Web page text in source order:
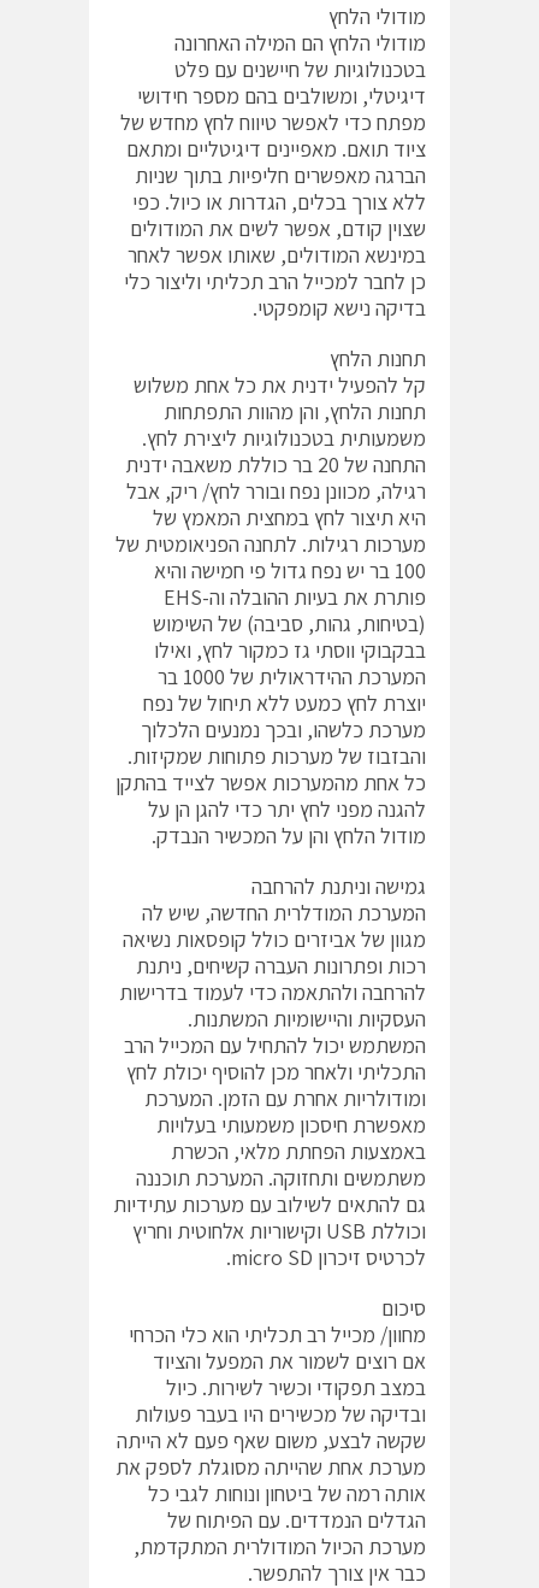
מודולי הלחץ
מודולי הלחץ הם המילה האחרונה
בטכנולוגיות של חיישנים עם פלט
דיגיטלי, ומשולבים בהם מספר חידושי
מפתח כדי לאפשר טיווח לחץ מחדש של
ציוד תואם. מאפיינים דיגיטליים ומתאם
הברגה מאפשרים חליפיות בתוך שניות
ללא צורך בכלים, הגדרות או כיול. כפי
שצוין קודם, אפשר לשים את המודולים
במינשא המודולים, שאותו אפשר לאחר
כן לחבר למכייל הרב תכליתי וליצור כלי
בדיקה נישא קומפקטי.
תחנות הלחץ
קל להפעיל ידנית את כל אחת משלוש
תחנות הלחץ, והן מהוות התפתחות
משמעותית בטכנולוגיות ליצירת לחץ.
התחנה של 20 בר כוללת משאבה ידנית
רגילה, מכוונן נפח ובורר לחץ/ ריק, אבל
היא תיצור לחץ במחצית המאמץ של
מערכות רגילות. לתחנה הפניאומטית של
100 בר יש נפח גדול פי חמישה והיא
פותרת את בעיות ההובלה וה-EHS
(בטיחות, גהות, סביבה) של השימוש
בבקבוקי ווסתי גז כמקור לחץ, ואילו
המערכת ההידראולית של 1000 בר
יוצרת לחץ כמעט ללא תיחול של נפח
מערכת כלשהו, ובכך נמנעים הלכלוך
והבזבוז של מערכות פתוחות שמקיזות.
כל אחת מהמערכות אפשר לצייד בהתקן
להגנה מפני לחץ יתר כדי להגן הן על
מודול הלחץ והן על המכשיר הנבדק.
גמישה וניתנת להרחבה
המערכת המודלרית החדשה, שיש לה
מגוון של אביזרים כולל קופסאות נשיאה
רכות ופתרונות העברה קשיחים, ניתנת
להרחבה ולהתאמה כדי לעמוד בדרישות
העסקיות והיישומיות המשתנות.
המשתמש יכול להתחיל עם המכייל הרב
התכליתי ולאחר מכן להוסיף יכולת לחץ
ומודולריות אחרת עם הזמן. המערכת
מאפשרת חיסכון משמעותי בעלויות
באמצעות הפחתת מלאי, הכשרת
משתמשים ותחזוקה. המערכת תוכננה
גם להתאים לשילוב עם מערכות עתידיות
וכוללת USB וקישוריות אלחוטית וחריץ
לכרטיס זיכרון micro SD.
סיכום
מחוון/ מכייל רב תכליתי הוא כלי הכרחי
אם רוצים לשמור את המפעל והציוד
במצב תפקודי וכשיר לשירות. כיול
ובדיקה של מכשירים היו בעבר פעולות
שקשה לבצע, משום שאף פעם לא הייתה
מערכת אחת שהייתה מסוגלת לספק את
אותה רמה של ביטחון ונוחות לגבי כל
הגדלים הנמדדים. עם הפיתוח של
מערכת הכיול המודולרית המתקדמת,
כבר אין צורך להתפשר.